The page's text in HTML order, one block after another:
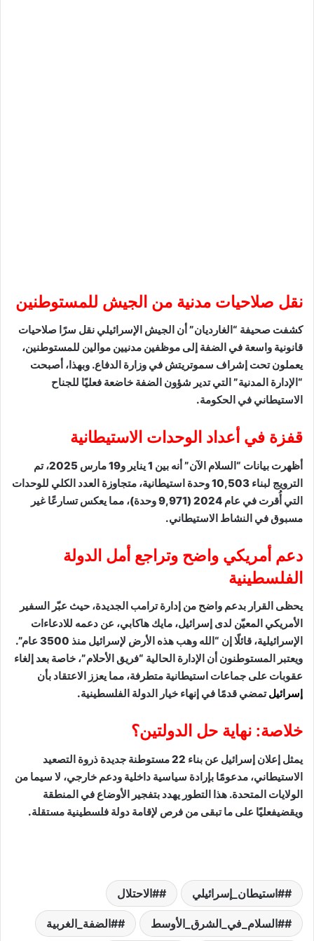
نقل صلاحيات مدنية من الجيش للمستوطنين
كشفت صحيفة “الغارديان” أن الجيش الإسرائيلي نقل سرًا صلاحيات
قانونية واسعة في الضفة إلى موظفين مدنيين موالين للمستوطنين،
يعملون تحت إشراف سموتريتش في وزارة الدفاع. وبهذا، أصبحت
“الإدارة المدنية” التي تدير شؤون الضفة خاضعة فعليًا للجناح
الاستيطاني في الحكومة.
قفزة في أعداد الوحدات الاستيطانية
أظهرت بيانات “السلام الآن” أنه بين 1 يناير و19 مارس 2025، تم
الترويج لبناء 10,503 وحدة استيطانية، متجاوزة العدد الكلي للوحدات
التي أُقرت في عام 2024 (9,971 وحدة)، مما يعكس تسارعًا غير
مسبوق في النشاط الاستيطاني.
دعم أمريكي واضح وتراجع أمل الدولة
الفلسطينية
يحظى القرار بدعم واضح من إدارة ترامب الجديدة، حيث عبّر السفير
الأمريكي المعيّن لدى إسرائيل، مايك هاكابي، عن دعمه للادعاءات
الإسرائيلية، قائلًا إن “الله وهب هذه الأرض لإسرائيل منذ 3500 عام”.
ويعتبر المستوطنون أن الإدارة الحالية “فريق الأحلام”، خاصة بعد إلغاء
عقوبات على جماعات استيطانية متطرفة، مما يعزز الاعتقاد بأن
إسرائيلتمضي قدمًا في إنهاء خيار الدولة الفلسطينية.
خلاصة: نهاية حل الدولتين؟
يمثل إعلان إسرائيل عن بناء 22 مستوطنة جديدة ذروة التصعيد
الاستيطاني، مدعومًا بإرادة سياسية داخلية ودعم خارجي، لا سيما من
الولايات المتحدة. هذا التطور يهدد بتفجير الأوضاع في المنطقة
ويقضيفعليًا على ما تبقى من فرص لإقامة دولة فلسطينية مستقلة.
#استيطان_إسرائيلي #الاحتلال
#السلام_في_الشرق_الأوسط #الضفة_الغربية